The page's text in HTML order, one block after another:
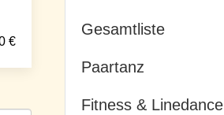
€
Gesamtliste
Paartanz
Fitness & Linedance